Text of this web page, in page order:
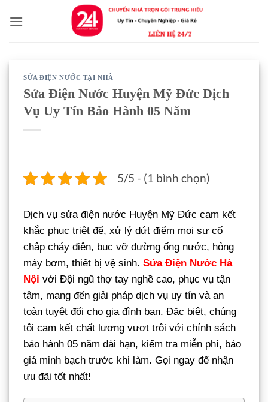
qua
SỬA ĐIỆN NƯỚC TẠI NHÀ
Sửa Điện Nước Huyện Mỹ Đức Dịch
Vụ Uy Tín Bảo Hành 05 Năm
5/5 - (1 bình chọn)
Dịch vụ sửa điện nước Huyện Mỹ Đức cam kết
khắc phục triệt để, xử lý dứt điểm mọi sự cố
chập cháy điện, bục vỡ đường ống nước, hỏng
máy bơm, thiết bị vệ sinh. Sửa Điện Nước Hà
Nội với Đội ngũ thợ tay nghề cao, phục vụ tận
tâm, mang đến giải pháp dịch vụ uy tín và an
toàn tuyệt đối cho gia đình bạn. Đặc biệt, chúng
tôi cam kết chất lượng vượt trội với chính sách
bảo hành 05 năm dài hạn, kiểm tra miễn phí, báo
giá minh bạch trước khi làm. Gọi ngay để nhận
ưu đãi tốt nhất!